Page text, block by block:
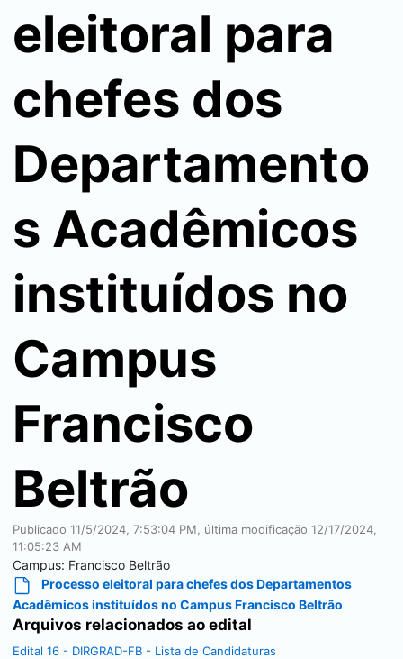
eleitoral para
chefes dos
Departamento
s Acadêmicos
instituídos no
Campus
Francisco
Beltrão
Publicado 11/5/2024, 7:53:04 PM , última modificação 12/17/2024,
11:05:23 AM
Campus: Francisco Beltrão
Processo eleitoral para chefes dos Departamentos
Acadêmicos instituídos no Campus Francisco Beltrão
Arquivos relacionados ao edital
Edital 16 - DIRGRAD-FB - Lista de Candidaturas